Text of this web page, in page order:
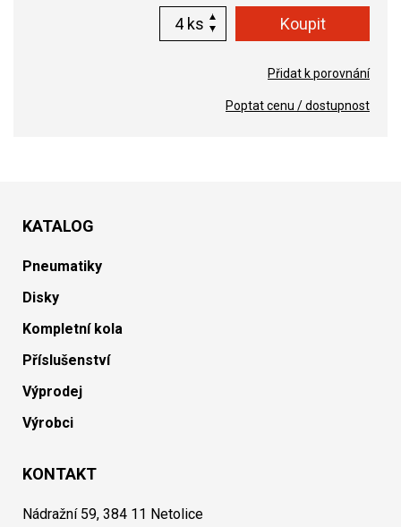
ks
Přidat k porovnání
Poptat cenu / dostupnost
KATALOG
Pneumatiky
Disky
Kompletní kola
Příslušenství
Výprodej
Výrobci
KONTAKT
Nádražní 59, 384 11 Netolice